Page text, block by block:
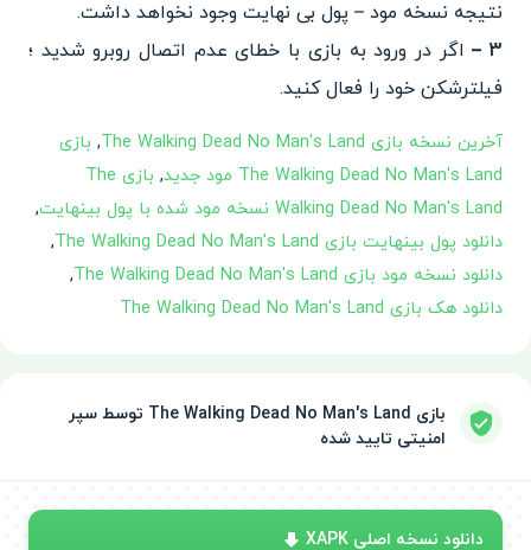
نتیجه نسخه مود – پول بی نهایت وجود نخواهد داشت.
3 –
اگر در ورود به بازی با خطای عدم اتصال روبرو شدید ؛
فیلترشکن خود را فعال کنید.
آخرین نسخه بازی The Walking Dead No Man's Land , بازی
The Walking Dead No Man's Land مود جدید
,
بازی The
Walking Dead No Man's Land نسخه مود شده با پول بینهایت
,
دانلود پول بینهایت بازی The Walking Dead No Man's Land
,
دانلود نسخه مود بازی The Walking Dead No Man's Land
,
دانلود هک بازی The Walking Dead No Man's Land
بازی The Walking Dead No Man's Land توسط سپر
امنیتی تایید شده
دانلود نسخه اصلی XAPK